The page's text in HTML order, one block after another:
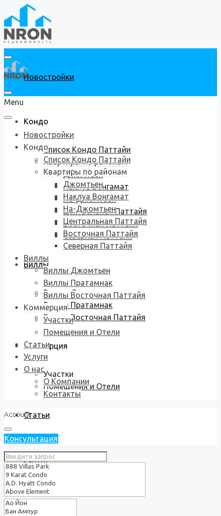
Новостройки
Кондо
Список Кондо Паттайи
Квартиры по районам
Джомтьен
Наклуа Вонгамат
На-Джомтьен
Центральная Паттайя
Восточная Паттайя
Северная Паттайя
Виллы
Виллы Джомтьен
Виллы Пратамнак
Виллы Восточная Паттайя
Коммерция
Участки
Помещения и Отели
Статьи
Услуги
О нас
Menu
Новостройки
Кондо
Список Кондо Паттайи
Квартиры по районам
Джомтьен
Наклуа Вонгамат
На-Джомтьен
Центральная Паттайя
Восточная Паттайя
Северная Паттайя
Виллы
Виллы Джомтьен
Виллы Пратамнак
Виллы Восточная Паттайя
Коммерция
Участки
Помещения и Отели
Статьи
Услуги
О нас
О Компании
Контакты
Account
Консультация